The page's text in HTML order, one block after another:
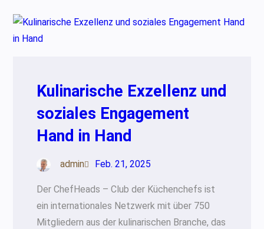
Kulinarische Exzellenz und
soziales Engagement
Hand in Hand
admin Feb. 21, 2025
Der ChefHeads – Club der Küchenchefs ist
ein internationales Netzwerk mit über 750
Mitgliedern aus der kulinarischen Branche, das